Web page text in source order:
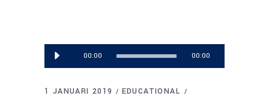
Audiospeler00:00 00:00
1 JANUARI 2019
EDUCATIONAL